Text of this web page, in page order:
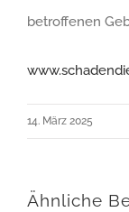
betroffenen
14. März 2025
Ähnliche